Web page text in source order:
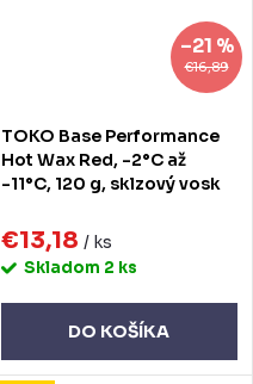
€16,89
–21 %
TOKO Base Performance
Hot Wax Red, -2°C až
-11°C, 120 g, sklzový vosk
€13,18 / ks
Skladom 2 ks
DO KOŠÍKA